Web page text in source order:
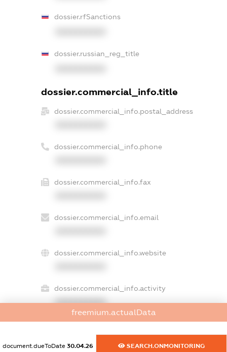
dossier.rfSanctions
dossier.russian_reg_title
dossier.commercial_info.title
dossier.commercial_info.postal_address
dossier.commercial_info.phone
dossier.commercial_info.fax
dossier.commercial_info.email
dossier.commercial_info.website
dossier.commercial_info.activity
XXXXXXXXXX
freemium.exampleText_1
freemium.actualData
document.dueToDate 30.04.26 SEARCH.ONMONITORING